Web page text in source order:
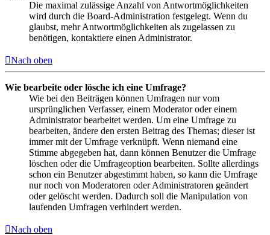
Die maximal zulässige Anzahl von Antwortmöglichkeiten
wird durch die Board-Administration festgelegt. Wenn du
glaubst, mehr Antwortmöglichkeiten als zugelassen zu
benötigen, kontaktiere einen Administrator.
Nach oben
Wie bearbeite oder lösche ich eine Umfrage?
Wie bei den Beiträgen können Umfragen nur vom
ursprünglichen Verfasser, einem Moderator oder einem
Administrator bearbeitet werden. Um eine Umfrage zu
bearbeiten, ändere den ersten Beitrag des Themas; dieser ist
immer mit der Umfrage verknüpft. Wenn niemand eine
Stimme abgegeben hat, dann können Benutzer die Umfrage
löschen oder die Umfrageoption bearbeiten. Sollte allerdings
schon ein Benutzer abgestimmt haben, so kann die Umfrage
nur noch von Moderatoren oder Administratoren geändert
oder gelöscht werden. Dadurch soll die Manipulation von
laufenden Umfragen verhindert werden.
Nach oben